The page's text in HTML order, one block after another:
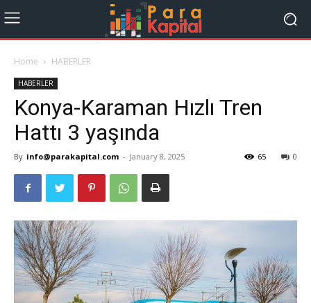
Home HABERLER
HABERLER
Konya-Karaman Hızlı Tren
Hattı 3 yaşında
By info@parakapital.com - January 8, 2025 0
65